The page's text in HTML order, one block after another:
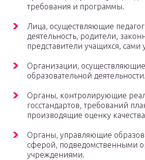
требования и программы.
Лица, осуществляющие
деятельность, родители,
представители учащихся, сами
Организации,
образовательной деятельности.
Органы, контролирующие
госстандартов, требований
производящие оценку
Органы, управляющие
сферой, подведомственными
учреждениями.